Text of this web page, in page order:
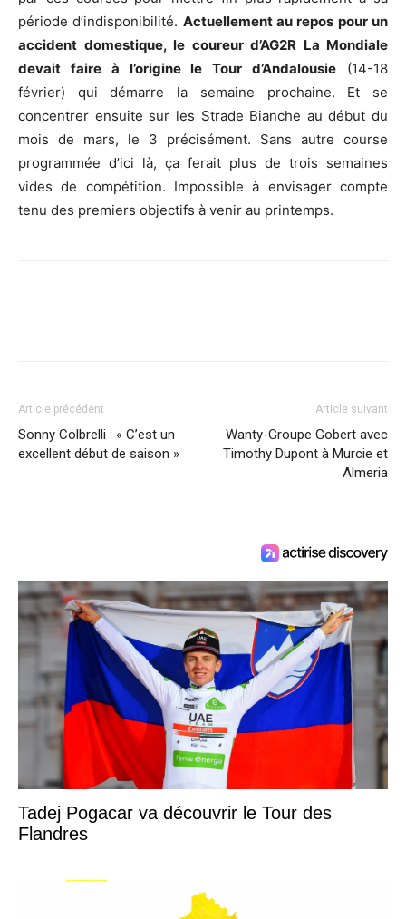
période d’indisponibilité. Actuellement au repos pour un
accident domestique, le coureur d’AG2R La Mondiale
devait faire à l’origine le Tour d’Andalousie (14-18
février) qui démarre la semaine prochaine. Et se
concentrer ensuite sur les Strade Bianche au début du
mois de mars, le 3 précisément. Sans autre course
programmée d’ici là, ça ferait plus de trois semaines
vides de compétition. Impossible à envisager compte
tenu des premiers objectifs à venir au printemps.
Article précédent
Sonny Colbrelli : « C’est un
excellent début de saison »
Article suivant
Wanty-Groupe Gobert avec
Timothy Dupont à Murcie et
Almeria
Tadej Pogacar va découvrir le Tour des
Flandres